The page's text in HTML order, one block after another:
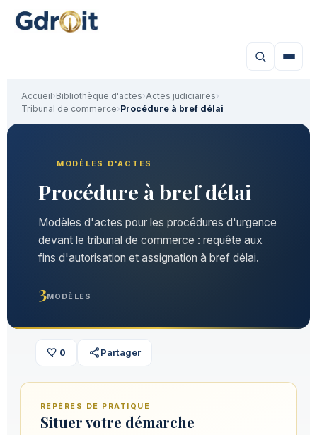
Accueil›Bibliothèque d'actes›Actes judiciaires›
Tribunal de commerce›Procédure à bref délai
MODÈLES D'ACTES
Procédure à bref délai
Modèles d'actes pour les procédures d'urgence
devant le tribunal de commerce : requête aux
fins d'autorisation et assignation à bref délai.
3MODÈLES
0 Partager
REPÈRES DE PRATIQUE
Situer votre démarche